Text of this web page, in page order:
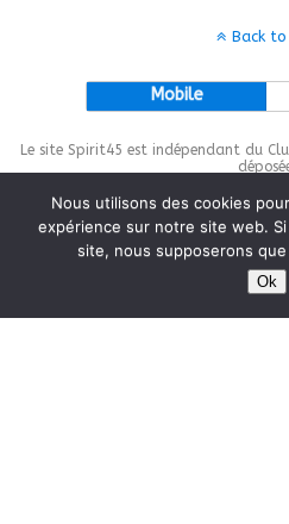
Back
Mobile
Le site Spirit45 est indépendant du
This site is protected by
Nous utilisons des cookies
expérience sur notre site web.
site, nous supposerons
Ok